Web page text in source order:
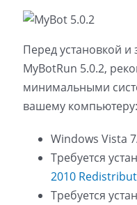
Перед установкой и
MyBotRun 5.0.2,
минимальными
вашему компьютеру:
Windows Vista
Требуется
2010
Требуется